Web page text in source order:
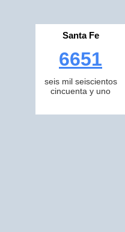
Santa Fe
6651
seis mil seiscientos
cincuenta y uno